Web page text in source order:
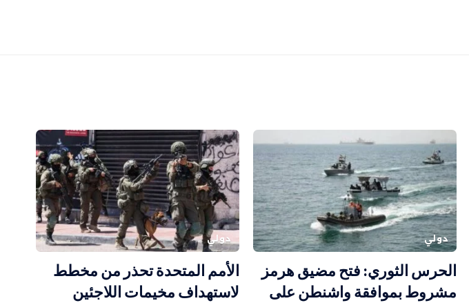
دولي
الحرس الثوري: فتح مضيق هرمز
مشروط بموافقة واشنطن على
دولي
الأمم المتحدة تحذر من مخطط
لاستهداف مخيمات اللاجئين